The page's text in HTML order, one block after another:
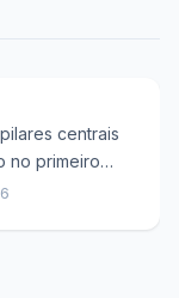
centrais
no primeiro